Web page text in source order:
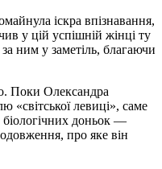
іскра впізнавання,
у цій успішній жінці ту
за ним у заметіль, благаючи
Поки Олександра
«світської левиці», саме
доньок —
про яке він